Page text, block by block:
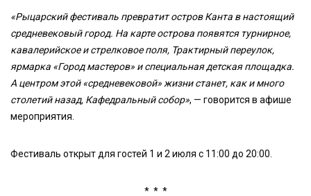
«Рыцарский фестиваль превратит остров Канта в настоящий
средневековый город. На карте острова появятся турнирное,
кавалерийское и стрелковое поля, Трактирный переулок,
ярмарка «Город мастеров» и специальная детская площадка.
А центром этой «средневековой» жизни станет, как и много
столетий назад, Кафедральный собор», — говорится в афише
мероприятия.
Фестиваль открыт для гостей 1 и 2 июля с 11:00 до 20:00.
* * *